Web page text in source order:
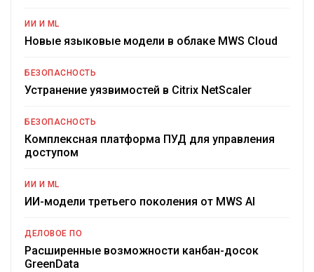
ИИ И ML
Новые языковые модели в облаке MWS Cloud
БЕЗОПАСНОСТЬ
Устранение уязвимостей в Citrix NetScaler
БЕЗОПАСНОСТЬ
Комплексная платформа ПУД для управления
доступом
ИИ И ML
ИИ-модели третьего поколения от MWS AI
ДЕЛОВОЕ ПО
Расширенные возможности канбан-досок
GreenData